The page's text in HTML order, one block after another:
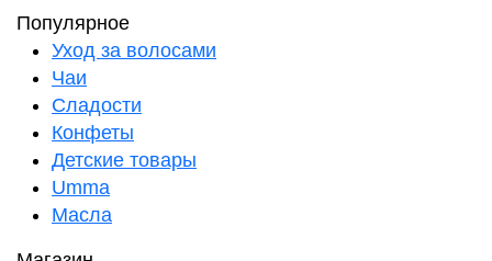
Популярное
Уход за волосами
Чаи
Сладости
Конфеты
Детские товары
Umma
Масла